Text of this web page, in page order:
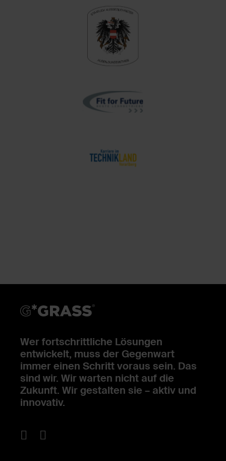
Wer fortschrittliche Lösungen
entwickelt, muss der Gegenwart
immer einen Schritt voraus sein. Das
sind wir. Wir warten nicht auf die
Zukunft. Wir gestalten sie – aktiv und
innovativ.